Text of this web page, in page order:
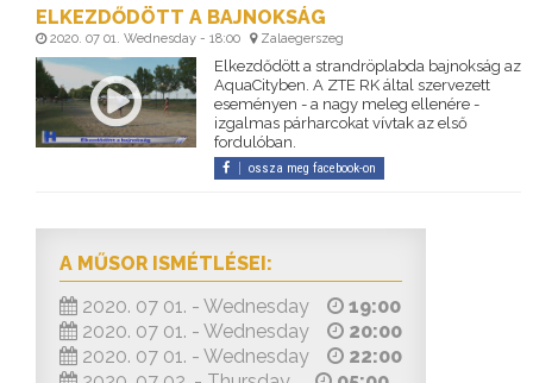
ELKEZDŐDÖTT A BAJNOKSÁG
2020. 07 01. Wednesday - 18:00 Zalaegerszeg
Elkezdődött a strandröplabda bajnokság az
AquaCityben. A ZTE RK által szervezett
eseményen - a nagy meleg ellenére -
izgalmas párharcokat vívtak az első
fordulóban.
ossza meg facebook-on
A MŰSOR ISMÉTLÉSEI:
2020. 07 01. - Wednesday
19:00
2020. 07 01. - Wednesday
20:00
2020. 07 01. - Wednesday
22:00